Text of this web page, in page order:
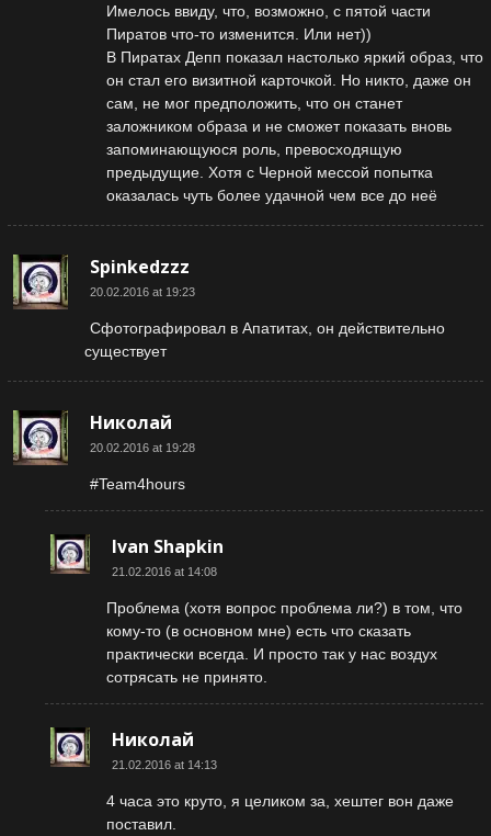
Имелось ввиду, что, возможно, с пятой части
Пиратов что-то изменится. Или нет))
В Пиратах Депп показал настолько яркий образ, что
он стал его визитной карточкой. Но никто, даже он
сам, не мог предположить, что он станет
заложником образа и не сможет показать вновь
запоминающуюся роль, превосходящую
предыдущие. Хотя с Черной мессой попытка
оказалась чуть более удачной чем все до неё
Spinkedzzz
20.02.2016 at 19:23
Сфотографировал в Апатитах, он действительно
существует
Николай
20.02.2016 at 19:28
#Team4hours
Ivan Shapkin
21.02.2016 at 14:08
Проблема (хотя вопрос проблема ли?) в том, что
кому-то (в основном мне) есть что сказать
практически всегда. И просто так у нас воздух
сотрясать не принято.
Николай
21.02.2016 at 14:13
4 часа это круто, я целиком за, хештег вон даже
поставил.